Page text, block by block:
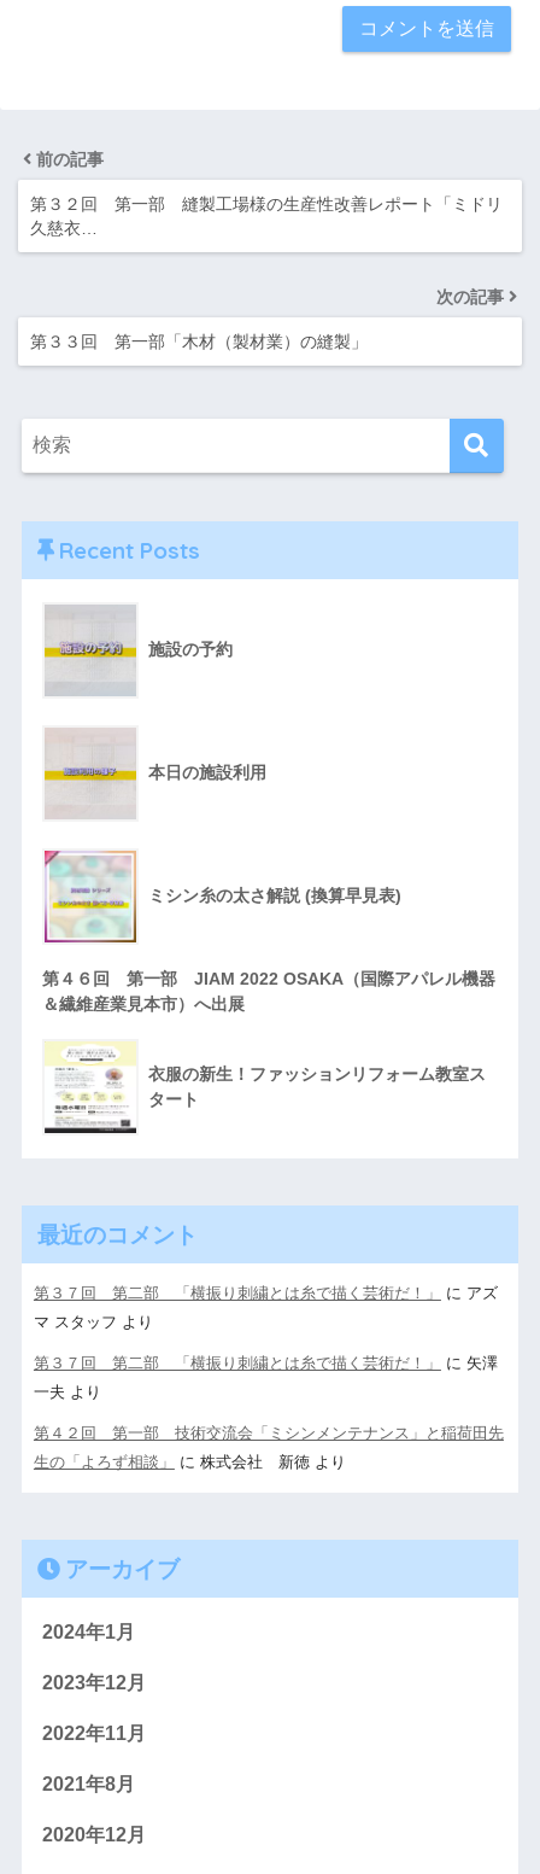
前の記事
第３２回 第一部 縫製工場様の生産性改善レポート「ミドリ
久慈衣…
次の記事
第３３回 第一部「木材（製材業）の縫製」
Recent Posts
施設の予約
本日の施設利用
ミシン糸の太さ解説 (換算早見表)
第４６回 第一部 JIAM 2022 OSAKA（国際アパレル機器
＆繊維産業見本市）へ出展
衣服の新生！ファッションリフォーム教室ス
タート
最近のコメント
第３７回 第二部 「横振り刺繍とは糸で描く芸術だ！」 に アズ
マ スタッフ より
第３７回 第二部 「横振り刺繍とは糸で描く芸術だ！」 に 矢澤
一夫 より
第４２回 第一部 技術交流会「ミシンメンテナンス」と稲荷田先
生の「よろず相談」
に 株式会社 新徳より
アーカイブ
2024年1月
2023年12月
2022年11月
2021年8月
2020年12月